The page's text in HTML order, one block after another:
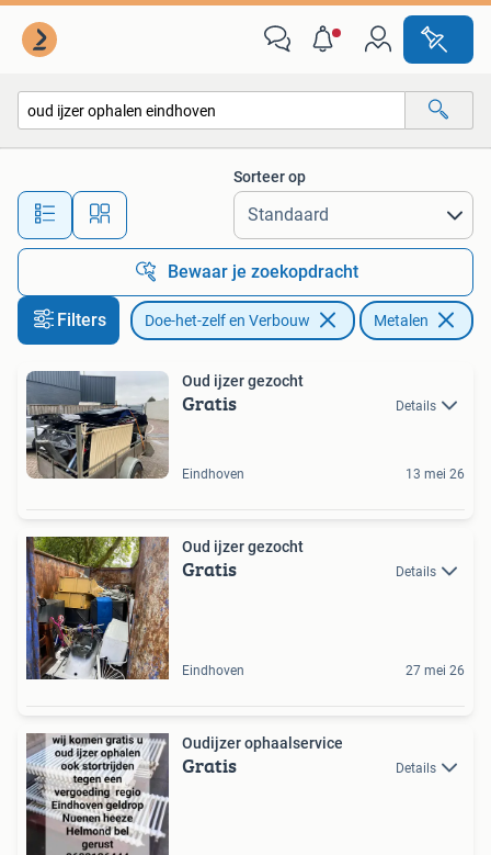
Alle afstanden…
Sorteer op
Bewaar je zoekopdracht
Filters Doe-het-zelf en Verbouw Metalen
Oud ijzer gezocht
Gratis Details
Eindhoven 13 mei 26
Oud ijzer gezocht
Gratis Details
Eindhoven 27 mei 26
Oudijzer ophaalservice
Gratis Details